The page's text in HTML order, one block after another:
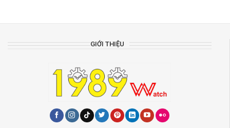
GIỚI THIỆU